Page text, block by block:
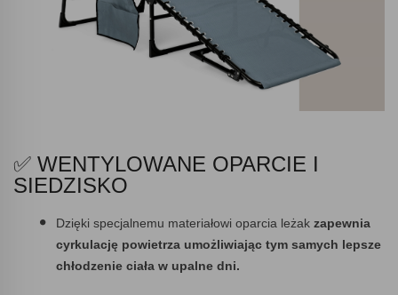
✅ WENTYLOWANE OPARCIE I
SIEDZISKO
Dzięki specjalnemu materiałowi oparcia leżak zapewnia
cyrkulację powietrza umożliwiając tym samych lepsze
chłodzenie ciała w upalne dni.